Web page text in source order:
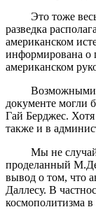
Это тоже
разведка
американском
информирована о
американском
Возможными
документе могли
Гай Берджес.
также и в
Мы не
проделанный
вывод о том, что
Даллесу. В
космополитизма